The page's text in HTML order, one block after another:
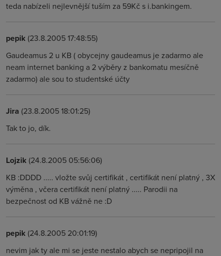
teda nabízeli nejlevnější tuším za 59Kč s i.bankingem.
pepik (23.8.2005 17:48:55)
Gaudeamus 2 u KB ( obycejny gaudeamus je zadarmo ale
neam internet banking a 2 výběry z bankomatu mesíčně
zadarmo) ale sou to studentské účty
Jira (23.8.2005 18:01:25)
Tak to jo, dík.
Lojzik (24.8.2005 05:56:06)
KB :DDDD ..... vložte svůj certifikát , certifikát není platný , 3X
výměna , včera certifikát není platný ..... Parodii na
bezpečnost od KB vážně ne :D
pepik (24.8.2005 20:01:19)
nevim jak ty ale mi se jeste nestalo abych se nepripojil na